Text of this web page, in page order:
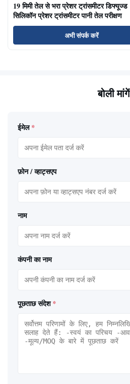
19 मिमी तेल से भरा प्रेशर ट्रांसमीटर डिफ्यूज्ड
सिलिकॉन प्रेशर ट्रांसमीटर पानी तेल परीक्षण
अभी संपर्क करें
बोली मांगें
ईमेल *
फ़ोन / व्हाट्सएप
नाम
कंपनी का नाम
पूछताछ संदेश *